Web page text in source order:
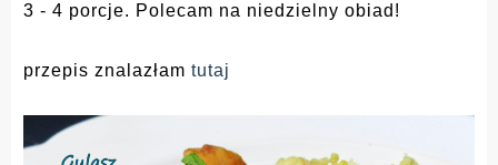
3 - 4 porcje. Polecam na niedzielny obiad!
przepis znalazłam tutaj